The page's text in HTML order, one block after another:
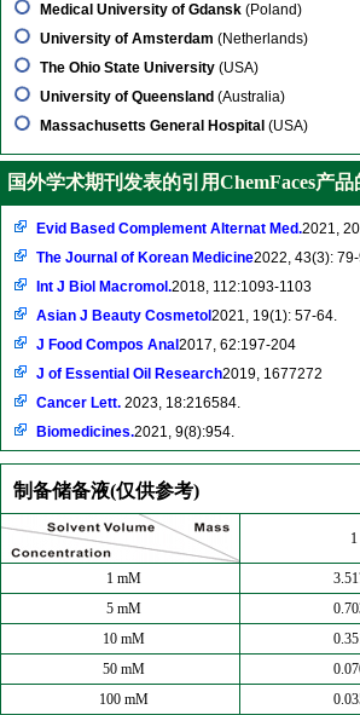
Medical University of Gdansk (Poland)
University of Amsterdam (Netherlands)
The Ohio State University (USA)
University of Queensland (Australia)
Massachusetts General Hospital (USA)
国外学术期刊发表的引用ChemFaces产
Evid Based Complement Alternat Med.2021,
The Journal of Korean Medicine2022, 43(3):
Int J Biol Macromol.2018, 112:1093-1103
Asian J Beauty Cosmetol 2021, 19(1): 57-64.
J Food Compos Anal 2017, 62:197-204
J of Essential Oil Research2019, 1677272
Cancer Lett. 2023, 18:216584.
Biomedicines.2021, 9(8):954.
制备储备液(仅供参考)
1 mM
5 mM
10 mM
50 mM
100 mM